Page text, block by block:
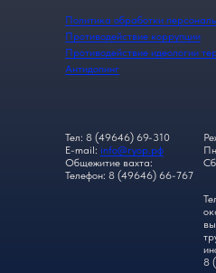
8
Тел: 8 (49646) 69-310
E-mail: info@гуор.рф
Общежитие вахта:
Телефон: 8 (49646) 66-767
Политика обработки
Противодействие коррупции
Противодействие идеологии
Антидопинг